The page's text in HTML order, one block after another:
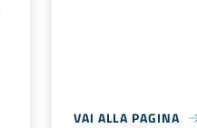
VAI ALLA PAGINA